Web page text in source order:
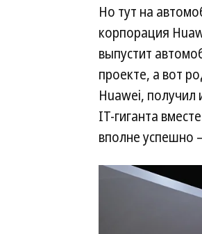
Но тут на
корпорация
выпустит
проекте, а вот
Huawei, получил
IT-гиганта
вполне успешно